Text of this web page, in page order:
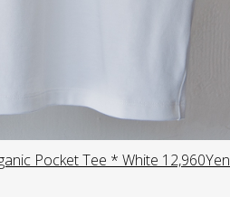
Pocket Tee * White 12,960Yen